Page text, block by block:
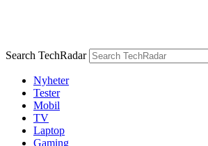
Search TechRadar
Nyheter
Tester
Mobil
TV
Laptop
Gaming